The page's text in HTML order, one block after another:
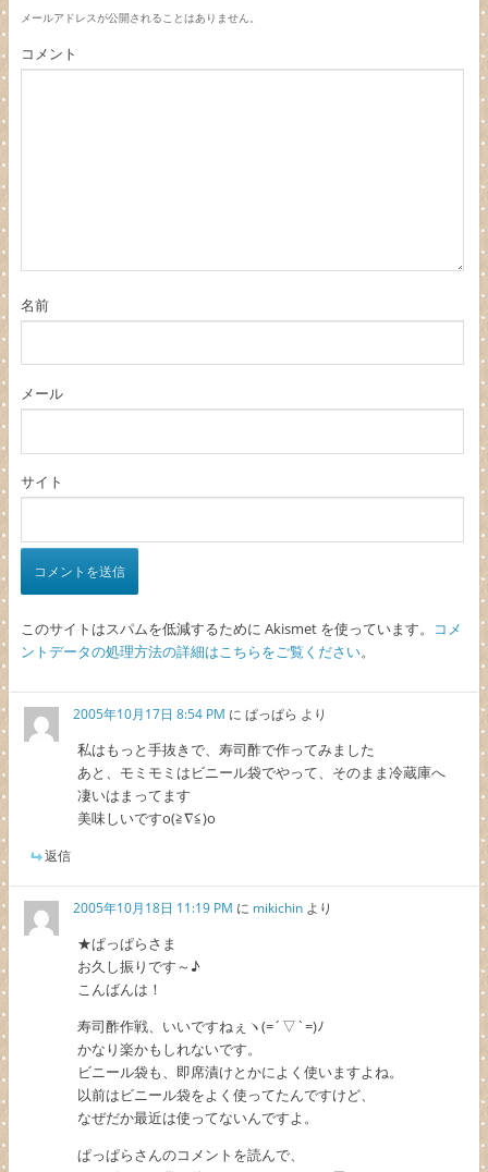
メールアドレスが公開されることはありません。
コメント
名前
メール
サイト
このサイトはスパムを低減するために Akismet を使っています。
コメ
ントデータの処理方法の詳細はこちらをご覧ください。
2005年10月17日 8:54 PM にぱっぱら より
私はもっと手抜きで、寿司酢で作ってみました
あと、モミモミはビニール袋でやって、そのまま冷蔵庫へ
凄いはまってます
美味しいですo(≧∇≦)o
返信
2005年10月18日 11:19 PM に mikichin より
★ぱっぱらさま
お久し振りです～♪
こんばんは！
寿司酢作戦、いいですねぇヽ(=´▽`=)ﾉ
かなり楽かもしれないです。
ビニール袋も、即席漬けとかによく使いますよね。
以前はビニール袋をよく使ってたんですけど、
なぜだか最近は使ってないんですよ。
ぱっぱらさんのコメントを読んで、